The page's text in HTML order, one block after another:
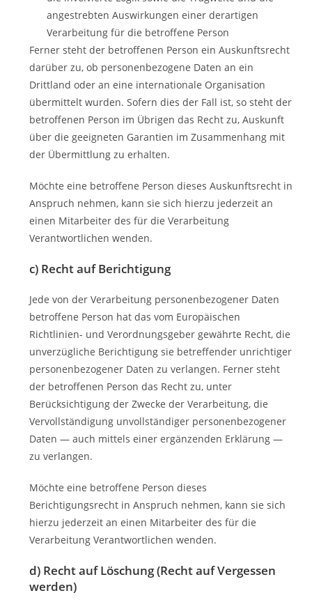
angestrebten Auswirkungen einer derartigen
Verarbeitung für die betroffene Person
Ferner steht der betroffenen Person ein Auskunftsrecht
darüber zu, ob personenbezogene Daten an ein
Drittland oder an eine internationale Organisation
übermittelt wurden. Sofern dies der Fall ist, so steht der
betroffenen Person im Übrigen das Recht zu, Auskunft
über die geeigneten Garantien im Zusammenhang mit
der Übermittlung zu erhalten.
Möchte eine betroffene Person dieses Auskunftsrecht in
Anspruch nehmen, kann sie sich hierzu jederzeit an
einen Mitarbeiter des für die Verarbeitung
Verantwortlichen wenden.
c) Recht auf Berichtigung
Jede von der Verarbeitung personenbezogener Daten
betroffene Person hat das vom Europäischen
Richtlinien- und Verordnungsgeber gewährte Recht, die
unverzügliche Berichtigung sie betreffender unrichtiger
personenbezogener Daten zu verlangen. Ferner steht
der betroffenen Person das Recht zu, unter
Berücksichtigung der Zwecke der Verarbeitung, die
Vervollständigung unvollständiger personenbezogener
Daten — auch mittels einer ergänzenden Erklärung —
zu verlangen.
Möchte eine betroffene Person dieses
Berichtigungsrecht in Anspruch nehmen, kann sie sich
hierzu jederzeit an einen Mitarbeiter des für die
Verarbeitung Verantwortlichen wenden.
d) Recht auf Löschung (Recht auf Vergessen
werden)